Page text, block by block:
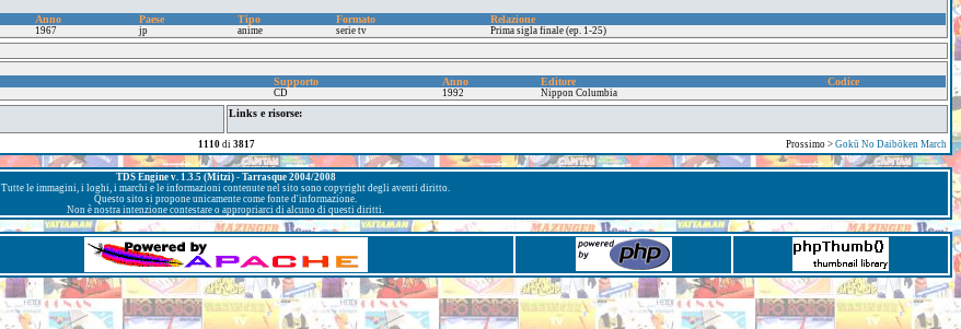
Anno Paese Tipo Formato Relazione
1967 jp anime serie tv Prima sigla finale (ep. 1-25)
Supporto Anno Editore Codice
CD 1992 Nippon Columbia
Links e risorse:
1110di 3817 Prossimo > Gokū No Daibōken March
TDS Engine v. 1.3.5 (Mitzi) - Tarrasque 2004/2008
Tutte le immagini, i loghi, i marchi e le informazioni contenute nel sito sono copyright degli aventi diritto.
Questo sito si propone unicamente come fonte d'informazione.
Non è nostra intenzione contestare o appropriarci di alcuno di questi diritti.